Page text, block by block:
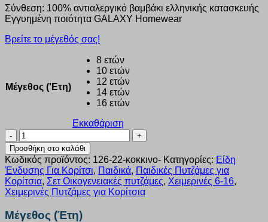
Σύνθεση: 100% αντιαλεργικό βαμβάκι ελληνικής κατασκευής
Εγγυημένη ποιότητα GALAXY Homewear
Βρείτε το μέγεθός σας!
Μέγεθος ('Ετη)
8 ετών
10 ετών
12 ετών
14 ετών
16 ετών
Εκκαθάριση
Πυζάμα
κορίτσι
Galaxy
“Smile”
κόκκινο
126-
22
ποσότητα
Προσθήκη στο καλάθι
Κωδικός προϊόντος: 126-22-κοκκινο- Κατηγορίες: Είδη
Ένδυσης Για Κορίτσι, Παιδικά, Παιδικές Πυτζάμες για
Κορίτσια, Σετ Οικογενειακές πυτζάμες, Χειμερινές 6-16,
Χειμερινές Πυτζάμες για Κορίτσια
Μέγεθος (Έτη)